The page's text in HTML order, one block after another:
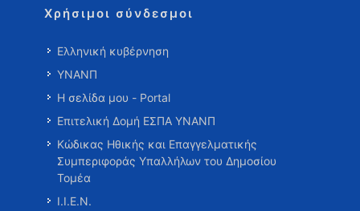
Χρήσιμοι σύνδεσμοι
Ελληνική κυβέρνηση
ΥΝΑΝΠ
Η σελίδα μου - Portal
Επιτελική Δομή ΕΣΠΑ ΥΝΑΝΠ
Κώδικας Ηθικής και Επαγγελματικής
Συμπεριφοράς Υπαλλήλων του Δημοσίου
Τομέα
Ι.Ι.Ε.Ν.